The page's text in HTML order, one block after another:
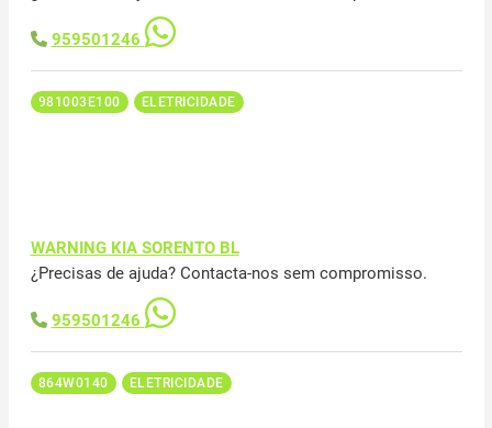
959501246
981003E100 ELETRICIDADE
WARNING KIA SORENTO BL
¿Precisas de ajuda? Contacta-nos sem compromisso.
959501246
864W0140 ELETRICIDADE